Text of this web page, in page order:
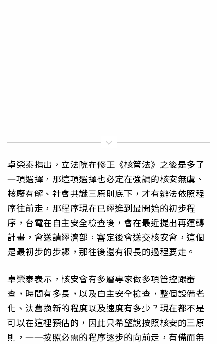
卓榮泰指出，立法院在修正《核管法》之後是多了
一項選擇，那這項選擇也必定在強調的核安無虞、
核廢有解、社會共識三原則底下，才有辦法依照程
序往前走，那程序現在已經進到最開始的初步程
序，台電在自主安全檢查後，會在最近提出再運轉
計畫，會送請經濟部，審定後會送交核安會，這個
是最初步的步驟，那往後還有很長的過程要走。
卓榮泰表示，核安會有多層專家做多項管控跟審
查，時間有多長，以及自主安全檢查，整個設備老
化、汰舊換新的程度以及速度有多少？現在都不是
可以在這裡預估的，因此只希望說按照核安的三原
則，一一按照必需的程序逐步的向前走，有備而無